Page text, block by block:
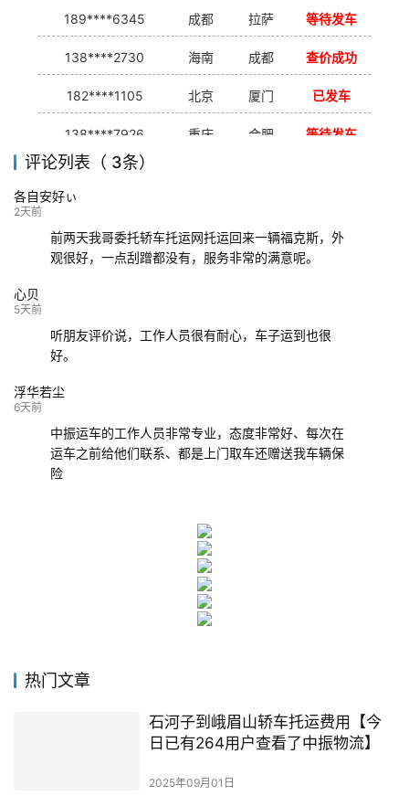
189****6345 成都 拉萨 等待发车
138****2730 海南 成都 查价成功
182****1105 北京 厦门 已发车
138****7926 重庆 合肥 等待发车
139****9233
评论列表（ 3条）
各自安好ぃ
2天前
前两天我哥委托轿车托运网托运回来一辆福克斯，外
观很好，一点刮蹭都没有，服务非常的满意呢。
心贝
5天前
听朋友评价说，工作人员很有耐心，车子运到也很
好。
浮华若尘
6天前
中振运车的工作人员非常专业，态度非常好、每次在
运车之前给他们联系、都是上门取车还赠送我车辆保
险
热门文章
石河子到峨眉山轿车托运费用【今
日已有264用户查看了中振物流】
2025年09月01日